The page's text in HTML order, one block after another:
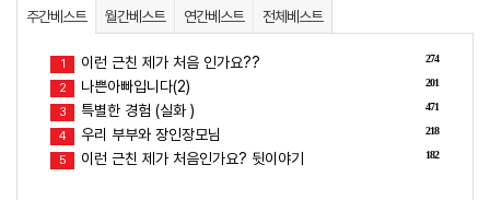
주간베스트 월간베스트 연간베스트 전체베스트
274
1 이런 근친 제가 처음 인가요??
201
2 나쁜아빠입니다(2)
471
3 특별한 경험 (실화 )
218
4 우리 부부와 장인장모님
182
5 이런 근친 제가 처음인가요? 뒷이야기